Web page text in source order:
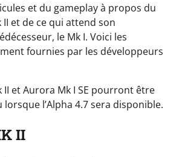
et du gameplay à propos du
et de ce qui attend son
le Mk I. Voici les
fournies par les développeurs
II et Aurora Mk I SE pourront être
l’Alpha 4.7 sera disponible.
II